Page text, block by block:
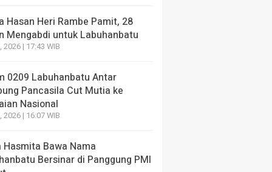
Richi Gunawan Buka
Mini Soccer SD di
Harapan
Hasan Heri Rambe Pamit, 28
Mengabdi untuk Labuhanbatu
2026 | 17:43 WIB
0209 Labuhanbatu Antar
Pancasila Cut Mutia ke
Nasional
2026 | 16:07 WIB
Hasmita Bawa Nama
Bersinar di Panggung PMI